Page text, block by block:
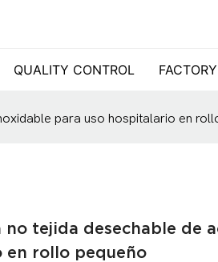
QUALITY CONTROL
para uso hospitalario en
no tejida desechable de
en rollo pequeño